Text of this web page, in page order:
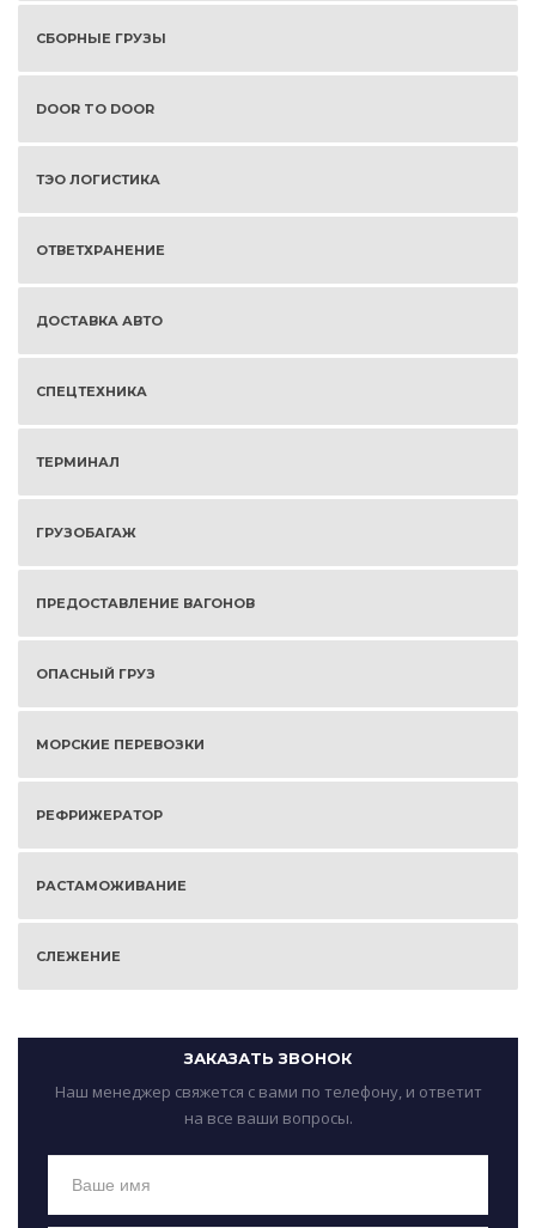
СБОРНЫЕ ГРУЗЫ
DOOR TO DOOR
ТЭО ЛОГИСТИКА
ОТВЕТХРАНЕНИЕ
ДОСТАВКА АВТО
СПЕЦТЕХНИКА
ТЕРМИНАЛ
ГРУЗОБАГАЖ
ПРЕДОСТАВЛЕНИЕ ВАГОНОВ
ОПАСНЫЙ ГРУЗ
МОРСКИЕ ПЕРЕВОЗКИ
РЕФРИЖЕРАТОР
РАСТАМОЖИВАНИЕ
СЛЕЖЕНИЕ
ЗАКАЗАТЬ ЗВОНОК
Наш менеджер свяжется с вами по телефону, и ответит
на все ваши вопросы.